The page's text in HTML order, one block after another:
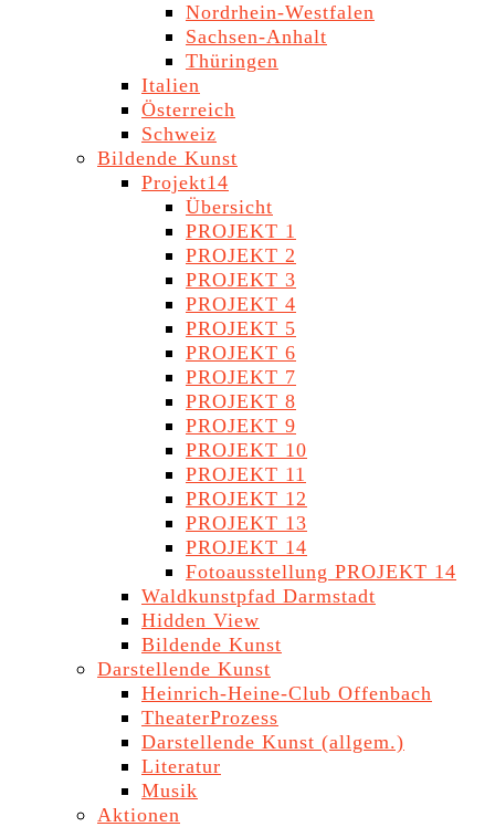
Nordrhein-Westfalen
Sachsen-Anhalt
Thüringen
Italien
Österreich
Schweiz
Bildende Kunst
Projekt14
Übersicht
PROJEKT 1
PROJEKT 2
PROJEKT 3
PROJEKT 4
PROJEKT 5
PROJEKT 6
PROJEKT 7
PROJEKT 8
PROJEKT 9
PROJEKT 10
PROJEKT 11
PROJEKT 12
PROJEKT 13
PROJEKT 14
Fotoausstellung PROJEKT 14
Waldkunstpfad Darmstadt
Hidden View
Bildende Kunst
Darstellende Kunst
Heinrich-Heine-Club Offenbach
TheaterProzess
Darstellende Kunst (allgem.)
Literatur
Musik
Aktionen